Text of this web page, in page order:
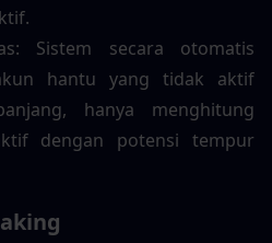
Sistem secara otomatis
hantu yang tidak aktif
hanya menghitung
dengan potensi tempur